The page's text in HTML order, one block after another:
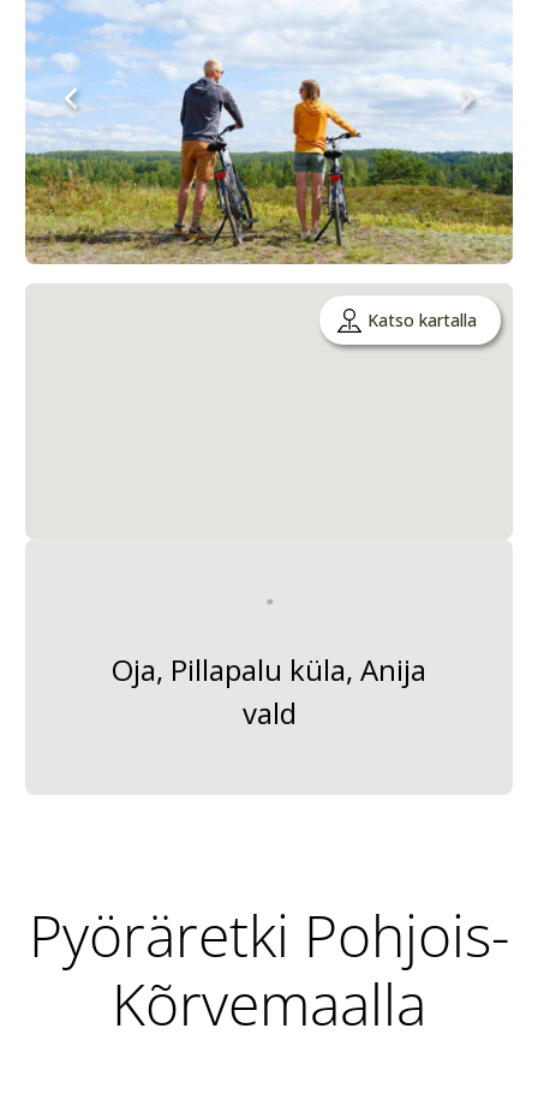
Katso kartalla
Oja, Pillapalu küla, Anija
vald
Pyöräretki Pohjois-
Kõrvemaalla